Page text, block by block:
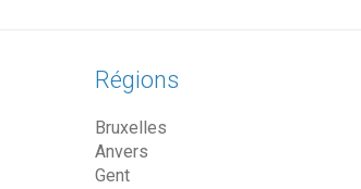
Régions
Bruxelles
Anvers
Gent